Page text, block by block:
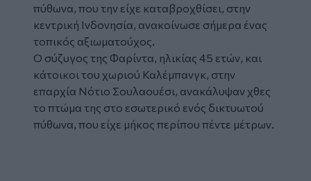
πύθωνα, που την είχε καταβροχθίσει, στην
κεντρική Ινδονησία, ανακοίνωσε σήμερα ένας
τοπικός αξιωματούχος.
Ο σύζυγος της Φαρίντα, ηλικίας 45 ετών, και
κάτοικοι του χωριού Καλέμπανγκ, στην
επαρχία Νότιο Σουλαουέσι, ανακάλυψαν χθες
το πτώμα της στο εσωτερικό ενός δικτυωτού
πύθωνα, που είχε μήκος περίπου πέντε μέτρων.